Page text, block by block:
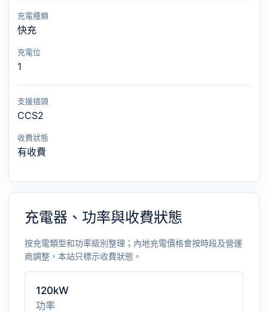
充電種類
快充
充電位
1
支援插頭
CCS2
收費狀態
有收費
充電器、功率與收費狀態
按充電類型和功率級別整理；內地充電價格會按時段及營運
商調整，本站只標示收費狀態。
120kW
功率